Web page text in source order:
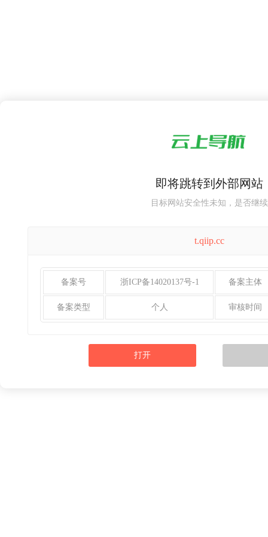
即将跳转到外部网站
目标网站安全性未知，是否继续
t.qiip.cc
备案号 浙ICP备14020137号-1 备案主体
备案类型 个人 审核时间
打开